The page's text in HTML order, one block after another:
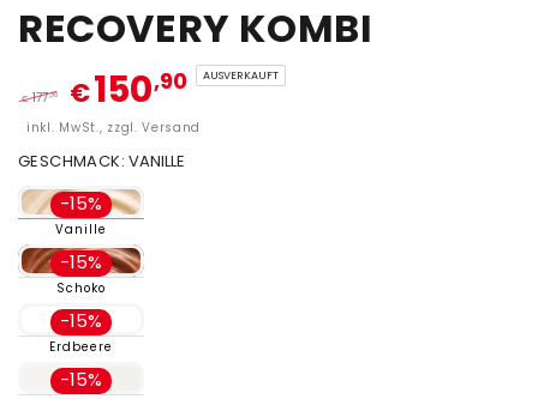
RECOVERY KOMBI
€ 177,30 €150,90 AUSVERKAUFT
inkl. MwSt., zzgl. Versand
GESCHMACK:VANILLE
-15%
Vanille
-15%
Schoko
-15%
Erdbeere
-15%